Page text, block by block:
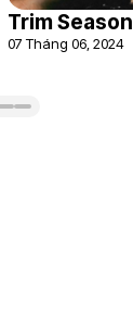
Trim Season
07 Tháng 06, 2024